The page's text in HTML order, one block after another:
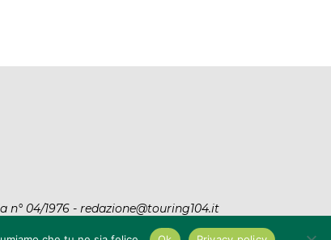
n° 04/1976 - redazione@touring104.it